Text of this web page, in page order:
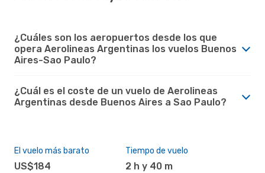
¿Cuáles son los aeropuertos desde los que
opera Aerolineas Argentinas los vuelos Buenos
Aires-Sao Paulo?
¿Cuál es el coste de un vuelo de Aerolineas
Argentinas desde Buenos Aires a Sao Paulo?
El vuelo más barato
US$184
Tiempo de vuelo
2 h y 40 m